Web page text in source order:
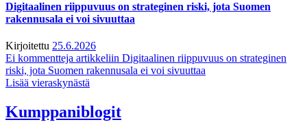
Digitaalinen riippuvuus on strateginen riski, jota Suomen
rakennusala ei voi sivuuttaa
Kirjoitettu 25.6.2026
Ei kommentteja artikkeliin Digitaalinen riippuvuus on strateginen
riski, jota Suomen rakennusala ei voi sivuuttaa
Lisää vieraskynästä
Kumppaniblogit